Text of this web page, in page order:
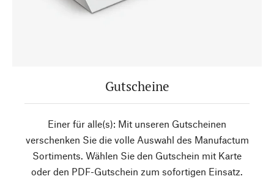
Gutscheine
Einer für alle(s): Mit unseren Gutscheinen
verschenken Sie die volle Auswahl des Manufactum
Sortiments. Wählen Sie den Gutschein mit Karte
oder den PDF-Gutschein zum sofortigen Einsatz.